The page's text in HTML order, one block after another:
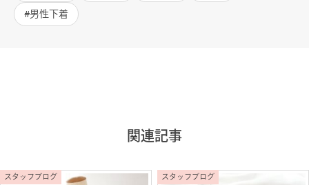
男性下着
関連記事
スタッフブログ スタッフブログ